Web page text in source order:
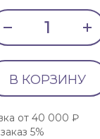
В КОРЗИНУ
от 40 000 ₽
5%